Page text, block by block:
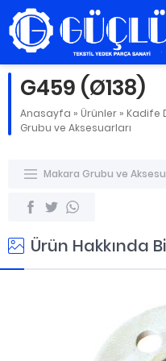
G459 (Ø138)
Anasayfa » Ürünler » Kadife
Grubu ve Aksesuarları
Makara Grubu ve
Ürün Hakkında